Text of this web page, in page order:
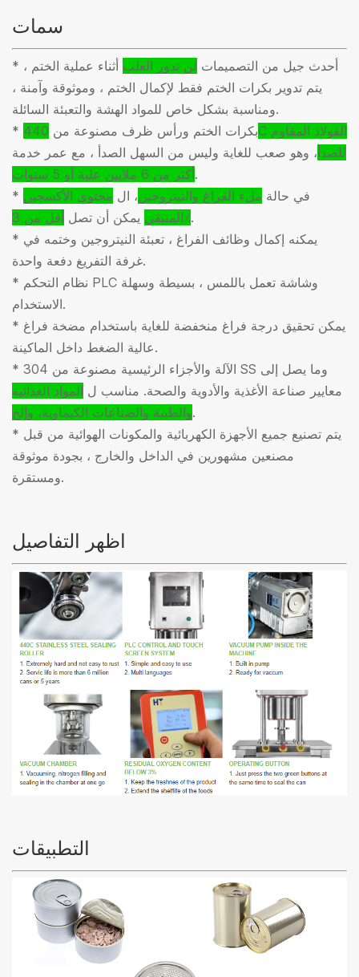
سمات
* أحدث جيل من التصميمات لن تدور العلب أثناء عملية الختم ،
يتم تدوير بكرات الختم فقط لإكمال الختم ، وموثوقة وآمنة ،
ومناسبة بشكل خاص للمواد الهشة والتعبئة السائلة.
* بكرات الختم ورأس ظرف مصنوعة من 440C الفولاذ المقاوم
للصدأ، وهو صعب للغاية وليس من السهل الصدأ ، مع عمر خدمة
أكثر من 6 ملايين علبة أو 5 سنوات.
* في حالة ملء الفراغ والنيتروجين، ال محتوى الأكسجين
المتبقي يمكن أن تصل أقل من 3٪.
* يمكنه إكمال وظائف الفراغ ، تعبئة النيتروجين وختمه في
غرفة التفريغ دفعة واحدة.
* نظام التحكم PLC وشاشة تعمل باللمس ، بسيطة وسهلة
الاستخدام.
* يمكن تحقيق درجة فراغ منخفضة للغاية باستخدام مضخة فراغ
عالية الضغط داخل الماكينة.
* الآلة والأجزاء الرئيسية مصنوعة من 304 SS وما يصل إلى
معايير صناعة الأغذية والأدوية والصحة. مناسب ل المواد الغذائية
والطبية والصناعات الكيماوية، وإلخ
.
* يتم تصنيع جميع الأجهزة الكهربائية والمكونات الهوائية من قبل
مصنعين مشهورين في الداخل والخارج ، بجودة موثوقة
ومستقرة.
اظهر التفاصيل
التطبيقات